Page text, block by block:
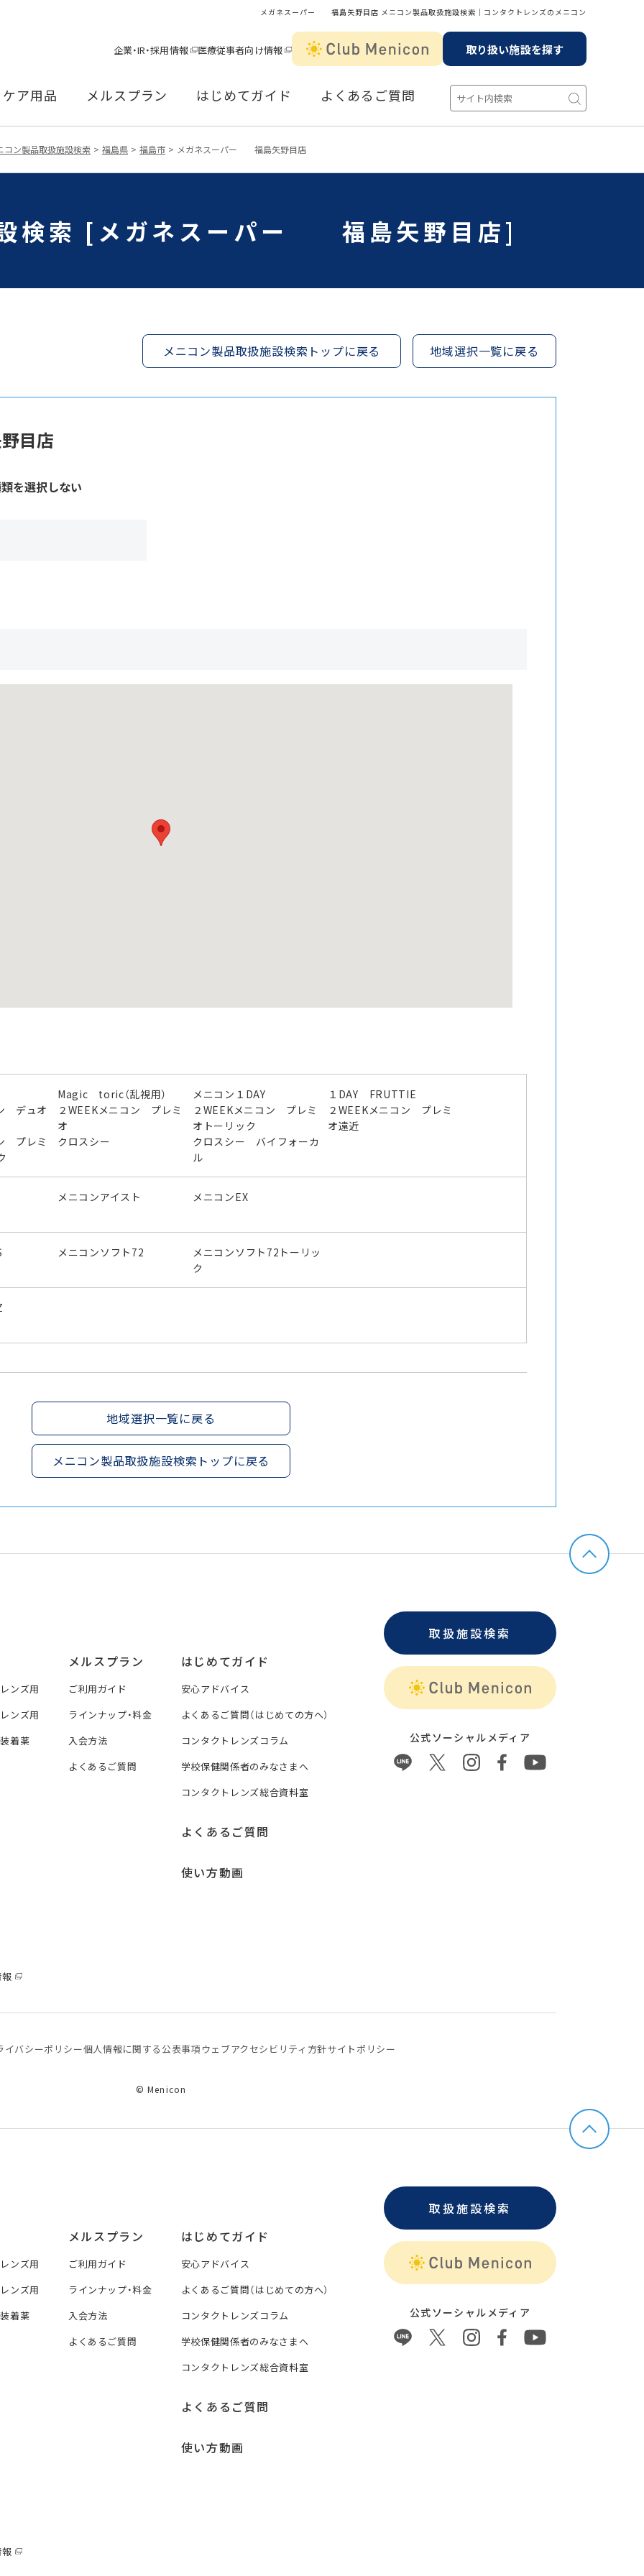
メガネスーパー 福島矢野目店 メニコン製品取扱施設検索│コンタクトレンズのメニコン
企業・IR・採用情報 医療従事者向け情報 取り扱い施設を探す
ケア用品 メルスプラン はじめてガイド よくあるご質問
コン製品取扱施設検索 福島県 福島市 メガネスーパー 福島矢野目店
設検索 [メガネスーパー 福島矢野目店]
メニコン製品取扱施設検索トップに戻る 地域選択一覧に戻る
目店
を選択しない
Magic toric（乱視用） メニコン１DAY
１DAY FRUTTIE
デュオ
２WEEKメニコン プレミ
オ
２WEEKメニコン プレミ
オトーリック
２WEEKメニコン プレミ
オ遠近
プレミ
クロスシー
クロスシー バイフォーカ
ル
メニコンアイスト メニコンEX
メニコンソフト72
メニコンソフト72トーリッ
ク
地域選択一覧に戻る
メニコン製品取扱施設検索トップに戻る
ンズ用
ンズ用
着薬
メルスプラン
ご利用ガイド
ラインナップ・料金
入会方法
よくあるご質問
はじめてガイド
安心アドバイス
よくあるご質問（はじめての方へ）
コンタクトレンズコラム
学校保健関係者のみなさまへ
コンタクトレンズ総合資料室
よくあるご質問
使い方動画
取扱施設検索
公式ソーシャルメディア
イバシーポリシー個⼈情報に関する公表事項 ウェブアクセシビリティ方針サイトポリシー
© Menicon
ンズ用
ンズ用
着薬
メルスプラン
ご利用ガイド
ラインナップ・料金
入会方法
よくあるご質問
はじめてガイド
安心アドバイス
よくあるご質問（はじめての方へ）
コンタクトレンズコラム
学校保健関係者のみなさまへ
コンタクトレンズ総合資料室
よくあるご質問
使い方動画
取扱施設検索
公式ソーシャルメディア